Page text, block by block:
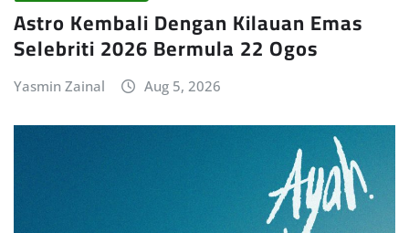
Astro Kembali Dengan Kilauan Emas
Selebriti 2026 Bermula 22 Ogos
Yasmin Zainal Aug 5, 2026